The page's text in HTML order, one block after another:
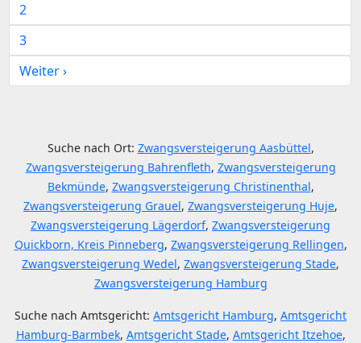
2
3
Weiter ›
Suche nach Ort: Zwangsversteigerung Aasbüttel,
Zwangsversteigerung Bahrenfleth, Zwangsversteigerung
Bekmünde, Zwangsversteigerung Christinenthal,
Zwangsversteigerung Grauel, Zwangsversteigerung Huje,
Zwangsversteigerung Lägerdorf, Zwangsversteigerung
Quickborn, Kreis Pinneberg, Zwangsversteigerung Rellingen,
Zwangsversteigerung Wedel, Zwangsversteigerung Stade,
Zwangsversteigerung Hamburg
Suche nach Amtsgericht: Amtsgericht Hamburg, Amtsgericht
Hamburg-Barmbek, Amtsgericht Stade, Amtsgericht Itzehoe,